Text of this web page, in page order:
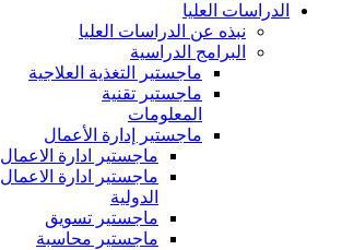
الدراسات العليا
نبذه عن الدراسات العليا
البرامج الدراسية
ماجستير التغذية العلاجية
ماجستير تقنية
المعلومات
ماجستير إدارة الأعمال
ماجستير ادارة الاعمال
ماجستير ادارة الاعمال
الدولية
ماجستير تسويق
ماجستير محاسبة